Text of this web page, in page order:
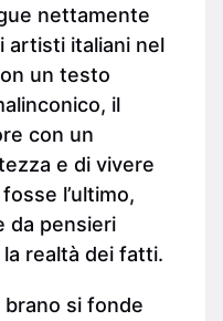
nettamente
artisti italiani nel
un testo
il
con un
e di vivere
l’ultimo,
da pensieri
realtà dei fatti.
brano si fonde